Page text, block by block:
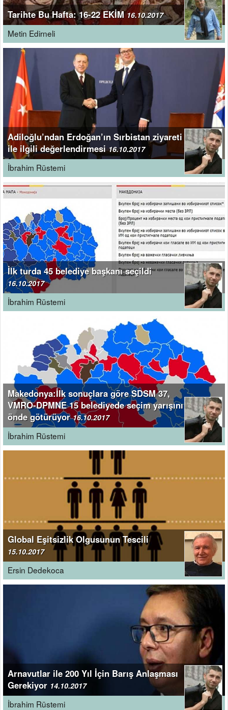
Tarihte Bu Hafta: 16-22 EKİM16.10.2017
Metin Edirneli
Adiloğlu’ndan Erdoğan’ın Sırbistan ziyareti
ile ilgili değerlendirmesi16.10.2017
İbrahim Rüstemi
İlk turda 45 belediye başkanı seçildi
16.10.2017
İbrahim Rüstemi
Makedonya:İlk sonuçlara göre SDSM 37,
VMRO-DPMNE 15 belediyede seçim yarışını
önde götürüyor16.10.2017
İbrahim Rüstemi
Global Eşitsizlik Olgusunun Tescili
15.10.2017
Ersin Dedekoca
Arnavutlar ile 200 Yıl İçin Barış Anlaşması
Gerekiyor 14.10.2017
İbrahim Rüstemi